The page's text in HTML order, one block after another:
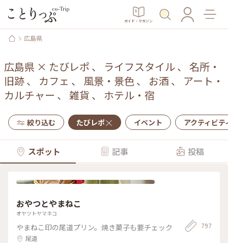
ガイド・マガジン
広島県
広島県 × たびレポ 、 ライフスタイル、 名所・
旧跡、 カフェ 、 風景・景色、 お酒 、 アート・
カルチャー 、 雑貨 、 ホテル・宿
絞り込む たびレポ イベント アクティビテ
スポット 記事 投稿
おやつとやまねこ
オヤツトヤマネコ
やまねこ印の尾道プリン。焼き菓子も要チェック
尾道
797